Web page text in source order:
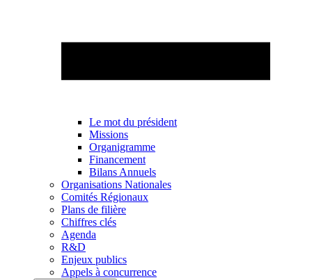
Le mot du président
Missions
Organigramme
Financement
Bilans Annuels
Organisations Nationales
Comités Régionaux
Plans de filière
Chiffres clés
Agenda
R&D
Enjeux publics
Appels à concurrence